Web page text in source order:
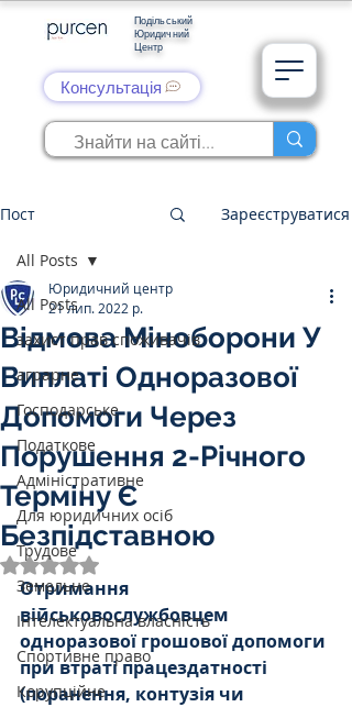
Подільський
Юридичний
Центр
Консультація
Пост Зареєструватися
All Posts
захист прав споживачів
аграрне
Господарське
Податкове
Адміністративне
Для юридичних осіб
Трудове
Земельне
Інтелектуальна власність
Спортивне право
Корупційне
All Posts
Відмова Міноборони У
Виплаті Одноразової
Допомоги Через
Порушення 2-Річного
Терміну Є
Безпідставною
Юридичний центр
21 лип. 2022 р.
Оцінка: NaN з 5 зірок.
Отримання
військовослужбовцем
одноразової грошової допомоги
при втраті працездатності
(поранення, контузія чи